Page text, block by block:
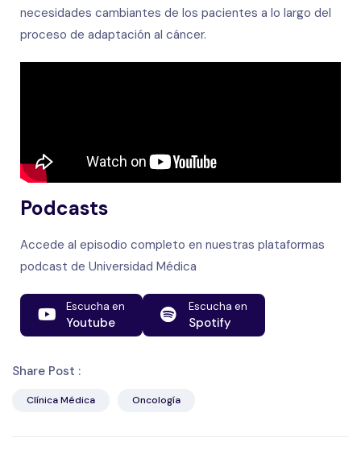
necesidades cambiantes de los pacientes a lo largo del
proceso de adaptación al cáncer.
Podcasts
Accede al episodio completo en nuestras plataformas
podcast de Universidad Médica
Escucha en
Youtube
Escucha en
Spotify
Share Post :
Clínica Médica Oncología